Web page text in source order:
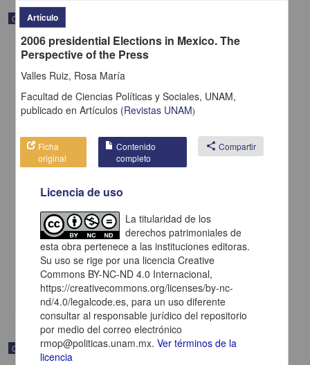
Correspondencia postal
Carta de H. C. Pitman a Francisco I. Madero en la que le solicita
una fotografía
Pitman, H. C.
[sin fecha]
Multidisciplina
Correspondencia postal
Artículo
2006 presidential Elections in Mexico. The
Perspective of the Press
Valles Ruiz, Rosa María
Facultad de Ciencias Políticas y Sociales, UNAM,
publicado enArtículos (Revistas UNAM)
Ficha
original
Contenido
completo
share Compartir
Licencia de uso
La titularidad de los
derechos patrimoniales de
esta obra pertenece a las instituciones editoras.
Su uso se rige por una licencia Creative
Commons BY-NC-ND 4.0 Internacional,
https://creativecommons.org/licenses/by-nc-
nd/4.0/legalcode.es, para un uso diferente
consultar al responsable jurídico del repositorio
por medio del correo electrónico
rmop@politicas.unam.mx.Ver términos de la
licencia